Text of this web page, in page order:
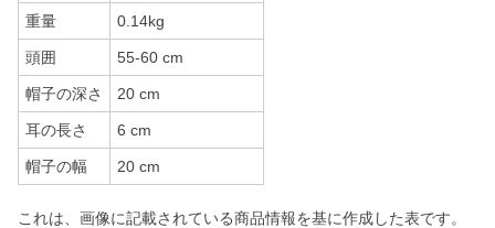
重量 0.14kg
頭囲 55-60 cm
帽子の深さ 20 cm
耳の長さ 6 cm
帽子の幅 20 cm
これは、画像に記載されている商品情報を基に作成した表です。